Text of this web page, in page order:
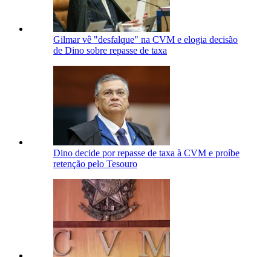
Gilmar vê "desfalque" na CVM e elogia decisão
de Dino sobre repasse de taxa
Dino decide por repasse de taxa à CVM e proíbe
retenção pelo Tesouro